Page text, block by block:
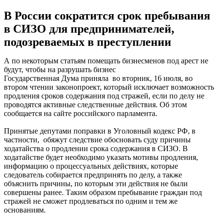
В России сократится срок пребывания
в СИЗО для предпринимателей,
подозреваемых в преступлении
А по некоторым статьям помещать бизнесменов под арест не
будут, чтобы на разрушать бизнес
Государственная Дума приняла во вторник, 16 июля, во
втором чтении законопроект, который исключает возможность
продления сроков содержания под стражей, если по делу не
проводятся активные следственные действия. Об этом
сообщается на сайте российского парламента.
Принятые депутами поправки в Уголовный кодекс РФ, в
частности, обяжут следствие обосновать суду причины
ходатайства о продлении срока содержания в СИЗО. В
ходатайстве будет необходимо указать мотивы продления,
информацию о процессуальных действиях, которые
следователь собирается предпринять по делу, а также
объяснить причины, по которым эти действия не были
совершены ранее. Таким образом пребывание граждан под
стражей не сможет продлеваться по одним и тем же
основаниям.